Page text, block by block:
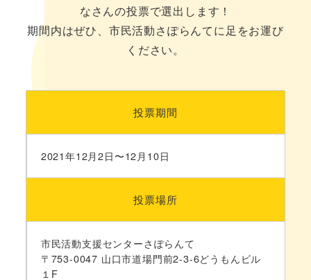
なさんの投票で選出します！
期間内はぜひ、市民活動さぽらんてに足をお運び
ください。
投票期間
2021年12月2日〜12月10日
投票場所
市民活動支援センターさぽらんて
〒753-0047 山口市道場門前2-3-6どうもんビル
１F